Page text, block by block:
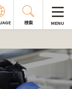
検索 MENU